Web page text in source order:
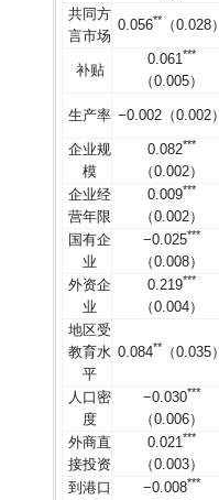
共同方
言市场
0.056** （0.028）
补贴
0.061***
（0.005）
生产率 −0.002（0.002）
企业规
模
0.082***
（0.002）
企业经
营年限
0.009***
（0.002）
国有企
业
−0.025***
（0.008）
外资企
业
0.219***
（0.004）
地区受
教育水
平
0.084** （0.035）
人口密
度
−0.030***
（0.006）
外商直
接投资
0.021***
（0.003）
到港口
−0.008***